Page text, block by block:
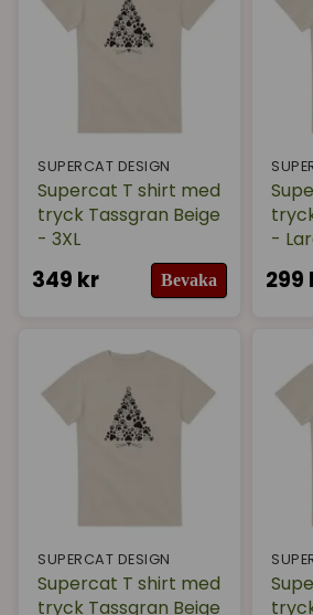
SUPERCAT DESIGN
Supercat T shirt med
tryck Tassgran Beige
- 3XL
349 kr Bevaka
-
299
SUPERCAT DESIGN
Supercat T shirt med
tryck Tassgran Beige